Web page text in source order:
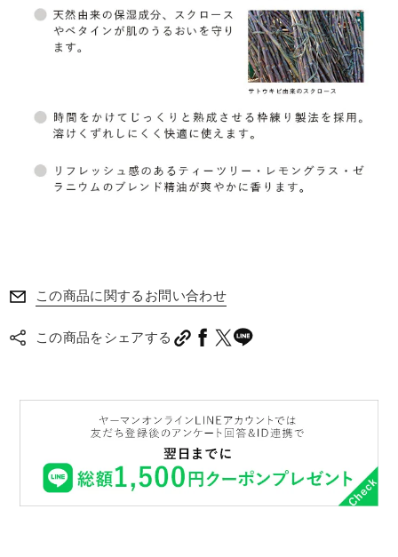
この商品に関するお問い合わせ
この商品をシェアする